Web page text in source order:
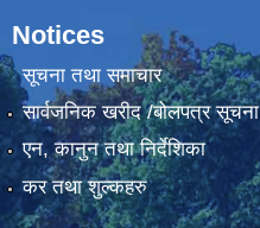
Notices
सूचना तथा समाचार
सार्वजनिक खरीद /बोलपत्र सूचना
एन, कानुन तथा निर्देशिका
कर तथा शुल्कहरु